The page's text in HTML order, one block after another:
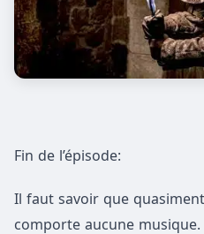
Fin de l’épisode:
Il faut savoir que
comporte aucune musique.